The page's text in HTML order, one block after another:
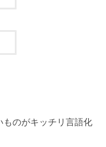
ものがキッチリ言語化